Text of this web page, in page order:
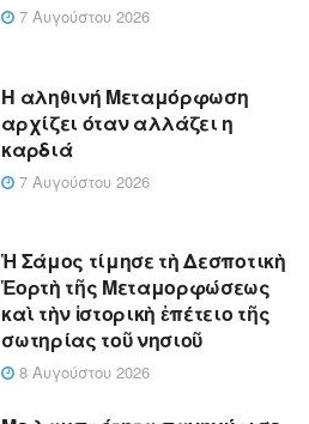
7 Αυγούστου 2026
Η αληθινή Μεταμόρφωση
αρχίζει όταν αλλάζει η
καρδιά
7 Αυγούστου 2026
Ἡ Σάμος τίμησε τὴ Δεσποτικὴ
Ἑορτὴ τῆς Μεταμορφώσεως
καὶ τὴν ἱστορικὴ ἐπέτειο τῆς
σωτηρίας τοῦ νησιοῦ
8 Αυγούστου 2026